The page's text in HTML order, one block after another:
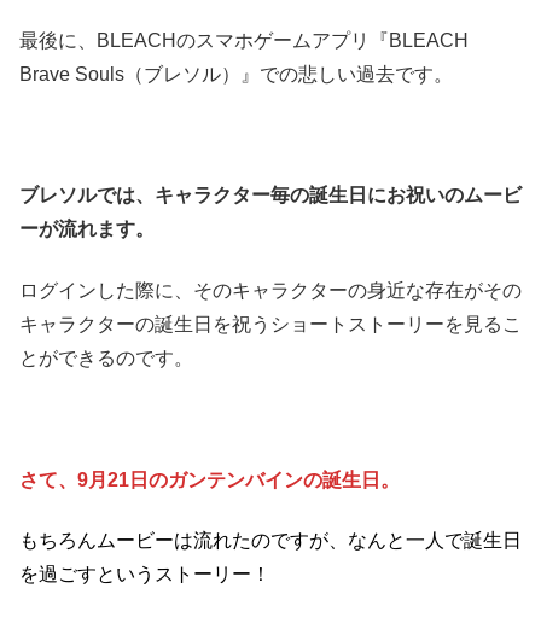
最後に、BLEACHのスマホゲームアプリ『BLEACH
Brave Souls（ブレソル）』での悲しい過去です。
ブレソルでは、キャラクター毎の誕生日にお祝いのムービ
ーが流れます。
ログインした際に、そのキャラクターの身近な存在がその
キャラクターの誕生日を祝うショートストーリーを見るこ
とができるのです。
さて、9月21日のガンテンバインの誕生日。
もちろんムービーは流れたのですが、なんと一人で誕生日
を過ごすというストーリー！